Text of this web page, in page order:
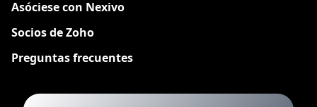
Asóciese con Nexivo
Socios de Zoho
Preguntas frecuentes